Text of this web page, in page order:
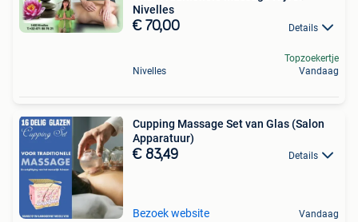
Nivelles
€ 70,00 Details
Nivelles
Topzoekertje
Vandaag
Cupping Massage Set van Glas (Salon
Apparatuur)
€ 83,49 Details
Bezoek website Vandaag